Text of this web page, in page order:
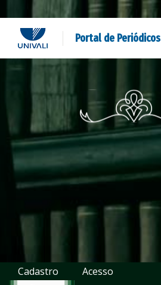
Portal de Periódicos
Cadastro Acesso